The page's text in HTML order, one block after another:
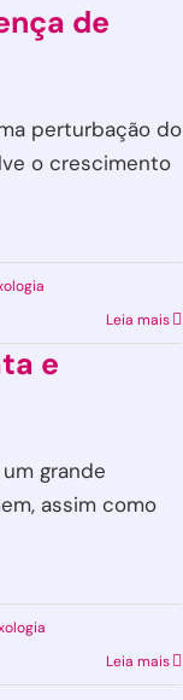
de
perturbação do
o crescimento
Leia mais
e
grande
assim como
Leia mais